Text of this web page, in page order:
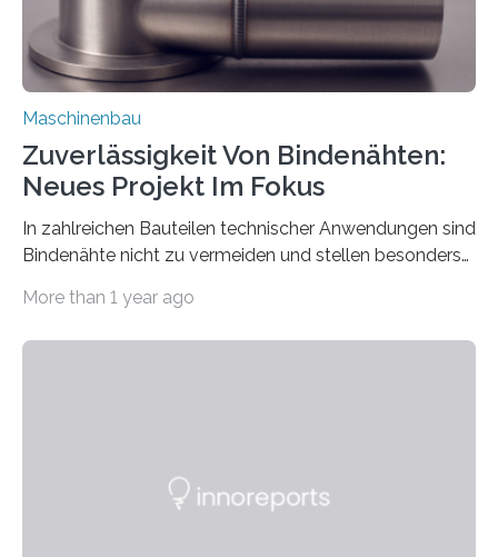
Maschinenbau
Zuverlässigkeit Von Bindenähten:
Neues Projekt Im Fokus
In zahlreichen Bauteilen technischer Anwendungen sind
Bindenähte nicht zu vermeiden und stellen besonders
Matrixmaterials eine große Herausforderung dar.
Durch den verstärkten Einsatz von Rezyklaten
More than 1 year ago